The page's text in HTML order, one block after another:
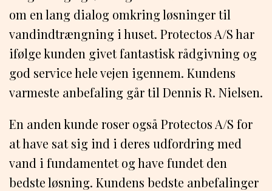
om en lang dialog omkring løsninger til
vandindtrængning i huset. Protectos A/S har
ifølge kunden givet fantastisk rådgivning og
god service hele vejen igennem. Kundens
varmeste anbefaling går til Dennis R. Nielsen.
En anden kunde roser også Protectos A/S for
at have sat sig ind i deres udfordring med
vand i fundamentet og have fundet den
bedste løsning. Kundens bedste anbefalinger